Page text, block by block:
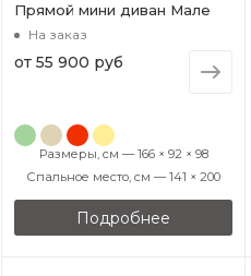
Прямой мини диван Мале
На заказ
от 55 900 руб
Размеры, см — 166 × 92 × 98
Спальное место, см — 141 × 200
Подробнее